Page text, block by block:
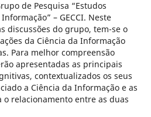
de Pesquisa “Estudos
– GECCI. Neste
discussões do grupo, tem-se o
da Ciência da Informação
Para melhor compreensão
apresentadas as principais
contextualizados os seus
a Ciência da Informação e as
relacionamento entre as duas